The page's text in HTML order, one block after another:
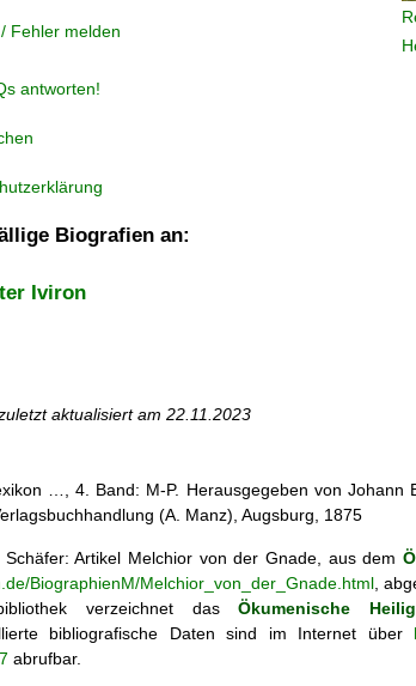
Fehler melden
antworten!
Biografien an:
Iviron
aktualisiert am 22.11.2023
…, 4. Band: M-P. Herausgegeben von Johann
(A. Manz), Augsburg, 1875
Artikel Melchior von der Gnade, aus dem
BiographienM/Melchior_von_der_Gnade.html ,
verzeichnet dasÖkumenische
bibliografische Daten sind im Internet über
abrufbar.